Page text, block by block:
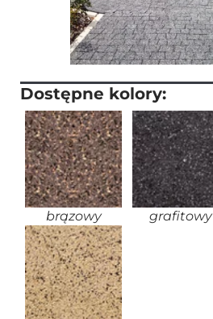
Dostępne kolory:
brązowy grafitowy